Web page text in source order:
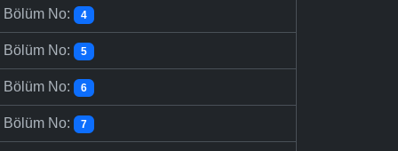
Bölüm No: 4
Bölüm No: 5
Bölüm No: 6
Bölüm No: 7